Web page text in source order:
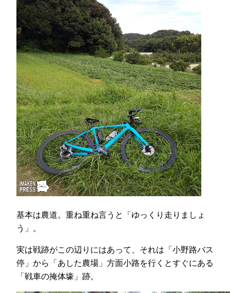
基本は農道。重ね重ね言うと「ゆっくり走りましょ
う」。
実は戦跡がこの辺りにはあって、それは「小野路バス
停」から「あした農場」方面小路を行くとすぐにある
「戦車の掩体壕」跡。